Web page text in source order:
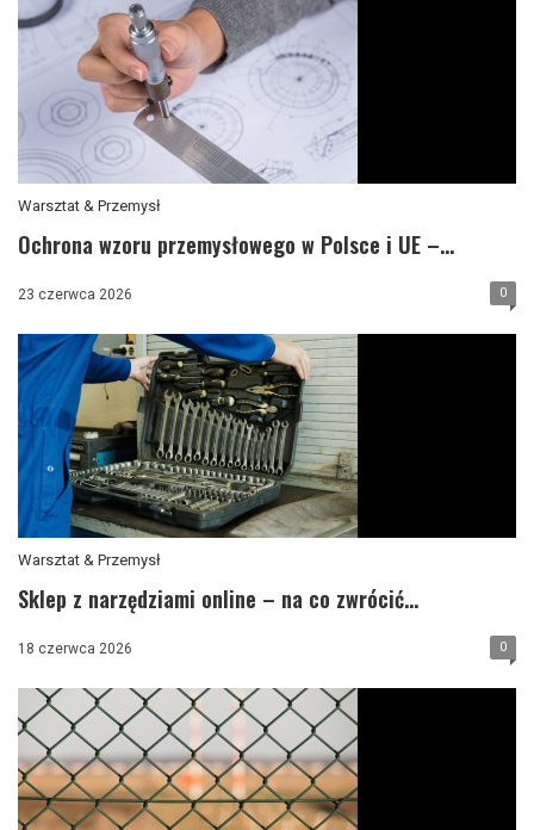
Warsztat & Przemysł
Ochrona wzoru przemysłowego w Polsce i UE –...
23 czerwca 2026 0
Warsztat & Przemysł
Sklep z narzędziami online – na co zwrócić...
18 czerwca 2026 0